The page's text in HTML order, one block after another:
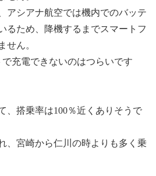
アシアナ航空では機内でのバッテ
るため、降機するまでスマートフ
せん。
充電できないのはつらいです
、搭乗率は100％近くありそうで
、宮崎から仁川の時よりも多く乗